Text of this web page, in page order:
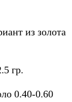
из золота
гр.
0.40-0.60